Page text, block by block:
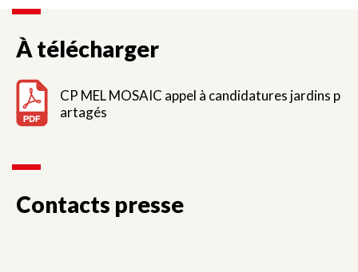
À télécharger
CP MEL MOSAIC appel à candidatures jardins p
artagés
Contacts presse